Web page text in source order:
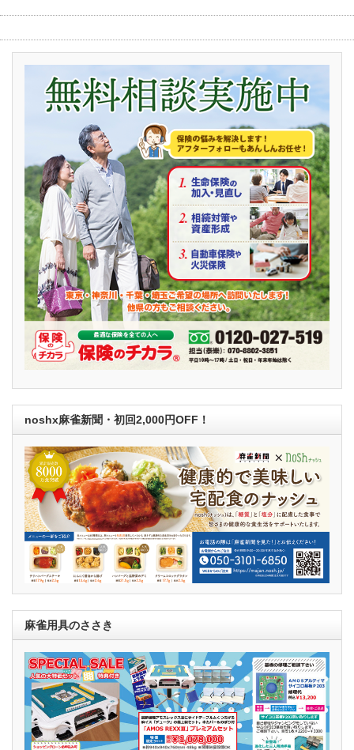
noshx麻雀新聞・初回2,000円OFF！
麻雀用具のささき